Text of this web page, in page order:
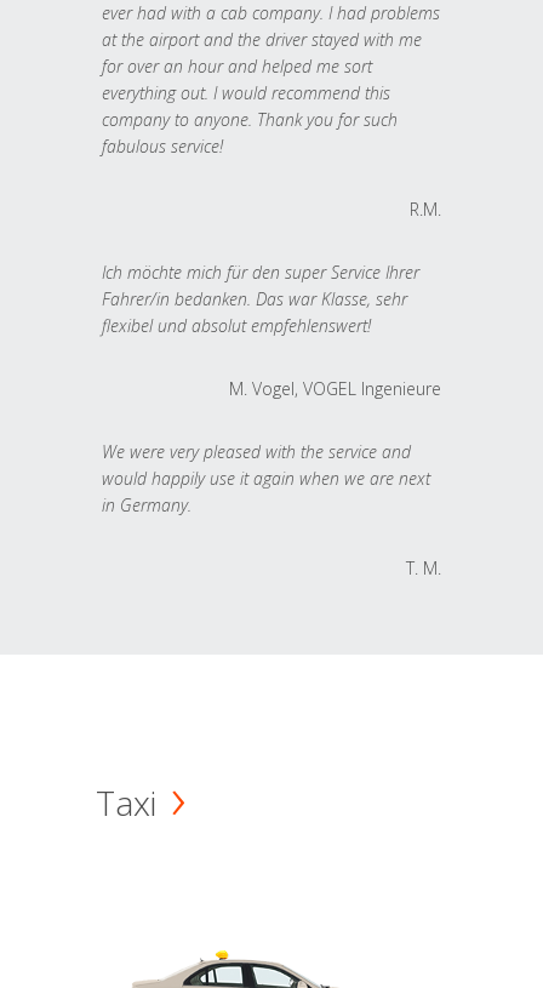
ever had with a cab company. I had problems
at the airport and the driver stayed with me
for over an hour and helped me sort
everything out. I would recommend this
company to anyone. Thank you for such
fabulous service!
R.M.
Ich möchte mich für den super Service Ihrer
Fahrer/in bedanken. Das war Klasse, sehr
flexibel und absolut empfehlenswert!
M. Vogel, VOGEL Ingenieure
We were very pleased with the service and
would happily use it again when we are next
in Germany.
T. M.
Taxi